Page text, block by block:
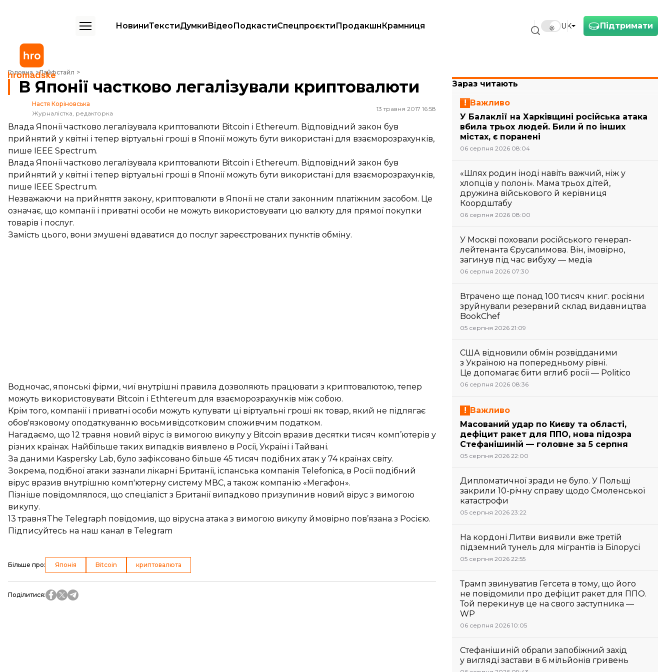
Підтримати
UK
НовиниТекстиДумкиВідеоПодкастиСпецпроєктиПродакшнКрамниця
Головна Лайфстайл
В Японії частково легалізували криптовалюти
В Японії частково легалізували криптовалюти
Настя Коріновська
Журналістка, редакторка
13 травня 2017 16:58
Влада Японії частково легалізувала криптовалюти Bitcoin і Ethereum. Відповідний закон був
прийнятий у квітні і тепер віртуальні гроші в Японії можуть бути використані для взаєморозрахунків,
пише IEEE Spectrum.
Влада Японії частково легалізувала криптовалюти Bitcoin і Ethereum. Відповідний закон був
прийнятий у квітні і тепер віртуальні гроші в Японії можуть бути використані для взаєморозрахунків,
пише IEEE Spectrum.
Незважаючи на прийняття закону, криптовалюти в Японії не стали законним платіжним засобом. Це
означає, що компанії і приватні особи не можуть використовувати цю валюту для прямої покупки
товарів і послуг.
Замість цього, вони змушені вдаватися до послуг зареєстрованих пунктів обміну.
Водночас, японські фірми, чиї внутрішні правила дозволяють працювати з криптовалютою, тепер
можуть використовувати Bitcoin і Ethtereum для взаєморозрахунків між собою.
Крім того, компанії і приватні особи можуть купувати ці віртуальні гроші як товар, який не підлягає
обов'язковому оподаткуванню восьмивідсотковим споживчим податком.
Нагадаємо, що 12 травня новий вірус із вимогою викупу у Bitcoin вразив десятки тисяч комп’ютерів у
різних країнах. Найбільше таких випадків виявлено в Росії, Україні і Тайвані.
За даними Kaspersky Lab, було зафіксовано більше 45 тисяч подібних атак у 74 країнах світу.
Зокрема, подібної атаки зазнали лікарні Британії, іспанська компанія Telefonica, в Росії подібний
вірус вразив внутрішню комп'ютерну систему МВС, а також компанію «Мегафон».
Пізніше повідомлялося, що спеціаліст з Британії випадково призупинив новий вірус з вимогою
викупу.
13 травняThe Telegraph повідомив, що вірусна атака з вимогою викупу ймовірно пов’язана з Росією.
Підписуйтесь на наш канал в Telegram
Більше про: Японія Bitcoin криптовалюта
Поділитися:
Зараз читають
Важливо
У Балаклії на Харківщині російська атака
вбила трьох людей. Били й по інших
містах, є поранені
06 серпня 2026 08:04
«Шлях родин іноді навіть важчий, ніж у
хлопців у полоні». Мама трьох дітей,
дружина військового й керівниця
Коордштабу
06 серпня 2026 08:00
У Москві поховали російського генерал-
лейтенанта Єрусалимова. Він, імовірно,
загинув під час вибуху — медіа
06 серпня 2026 07:30
Втрачено ще понад 100 тисяч книг. росіяни
зруйнували резервний склад видавництва
BookChef
05 серпня 2026 21:09
США відновили обмін розвідданими
з Україною на попередньому рівні.
Це допомагає бити вглиб росії — Politico
06 серпня 2026 08:36
Важливо
Масований удар по Києву та області,
дефіцит ракет для ППО, нова підозра
Стефанішиній — головне за 5 серпня
05 серпня 2026 22:00
Дипломатичної зради не було. У Польщі
закрили 10-річну справу щодо Смоленської
катастрофи
05 серпня 2026 23:22
На кордоні Литви виявили вже третій
підземний тунель для мігрантів із Білорусі
05 серпня 2026 22:55
Трамп звинуватив Гегсета в тому, що його
не повідомили про дефіцит ракет для ППО.
Той перекинув це на свого заступника —
WP
06 серпня 2026 10:05
Стефанішиній обрали запобіжний захід
у вигляді застави в 6 мільйонів гривень